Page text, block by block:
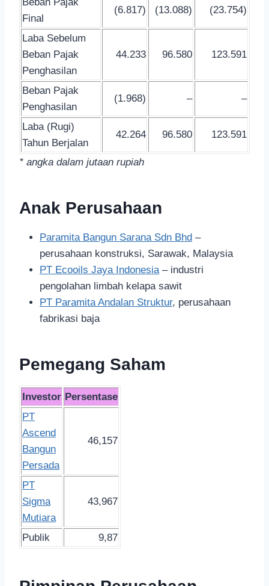
Final
(6.817) (13.088) (23.754)
Laba Sebelum
Beban Pajak
Penghasilan
44.233 96.580 123.591
Beban Pajak
Penghasilan
(1.968) – –
Laba (Rugi)
Tahun Berjalan
42.264 96.580 123.591
* angka dalam jutaan rupiah
Anak Perusahaan
Paramita Bangun Sarana Sdn Bhd –
perusahaan konstruksi, Sarawak, Malaysia
PT Ecooils Jaya Indonesia – industri
pengolahan limbah kelapa sawit
PT Paramita Andalan Struktur, perusahaan
fabrikasi baja
Pemegang Saham
Investor Persentase
PT
Ascend
Bangun
Persada
46,157
PT
Sigma
Mutiara
43,967
Publik 9,87